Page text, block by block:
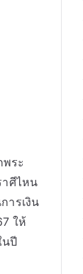
ระ
ศีไหน
ารเงิน
ให้
นปี